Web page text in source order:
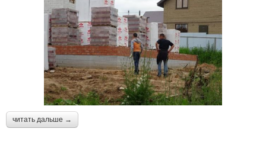
читать дальше →